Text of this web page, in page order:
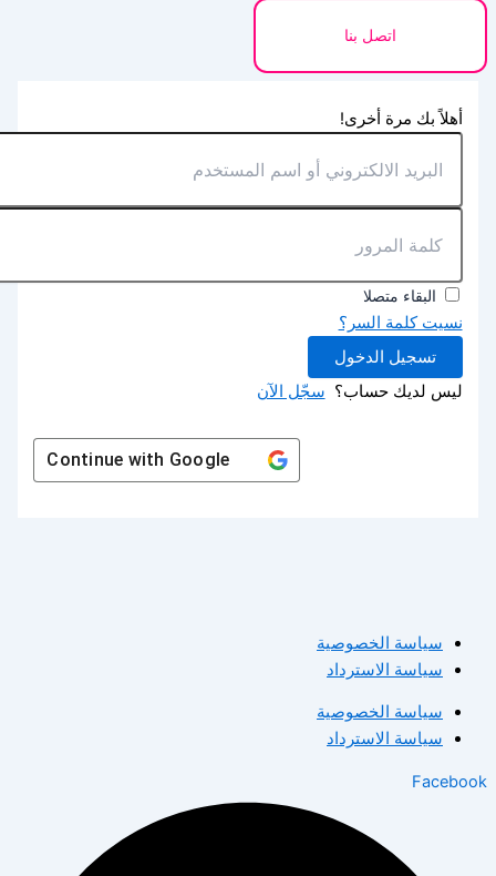
اتصل بنا
أهلاً بك مرة أخرى!
البقاء متصلا
نسيت كلمة السر؟
تسجيل الدخول
ليس لديك حساب؟ سجّل الآن
Continue withGoogle
سياسة الخصوصية
سياسة الاسترداد
سياسة الخصوصية
سياسة الاسترداد
Facebook